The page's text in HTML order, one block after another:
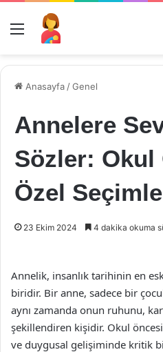
Menü
Anasayfa /Genel
Annelere
Sözler: Okul
Özel
23 Ekim 2024 4 dakika okuma
Annelik, insanlık tarihinin en
biridir. Bir anne, sadece bir
aynı zamanda onun ruhunu,
şekillendiren kişidir. Okul
ve duygusal gelişiminde kritik